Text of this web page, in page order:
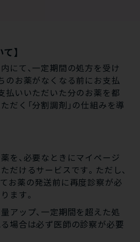
】
にて、一定期間の処方を受け
のお薬がなくなる前にお支払
払いいただいた分のお薬を都
だく「分割調剤」の仕組みを導
を、必要なときにマイページ
だけるサービスです。ただし、
お薬の発送前に再度診察が必
ます。
アップ、一定期間を超えた処
場合は必ず医師の診察が必要